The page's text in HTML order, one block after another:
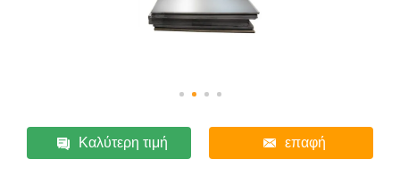
Καλύτερη τιμή επαφή